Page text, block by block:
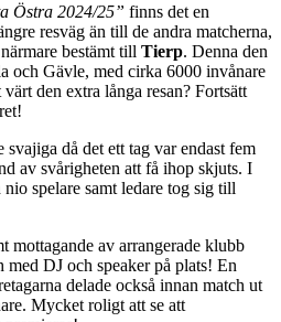
Östra 2024/25” finns det en
resväg än till de andra matcherna,
bestämt till Tierp. Denna den
och Gävle, med cirka 6000 invånare
den extra långa resan? Fortsätt
då det ett tag var endast fem
av svårigheten att få ihop skjuts. I
spelare samt ledare tog sig till
mottagande av arrangerade klubb
med DJ och speaker på plats! En
delade också innan match ut
Mycket roligt att se att